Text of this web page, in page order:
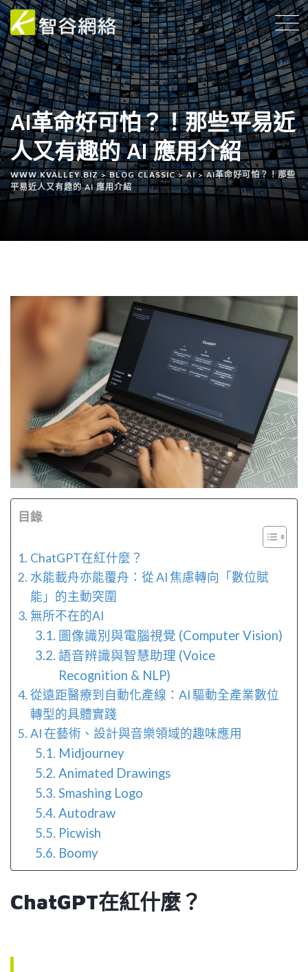
AI革命好可怕？！那些平易近
人又有趣的 AI 應用介紹
WWW.KVALLEY.BIZ >BLOG CLASSIC> AI> AI革命好可怕？！那些
平易近人又有趣的 AI 應用介紹
目錄
ChatGPT在紅什麼？
水能載舟亦能覆舟：從 AI 焦慮轉向「數位賦
能」的主動突圍
無所不在的AI
圖像識別與電腦視覺 (Computer Vision)
語音辨識與智慧助理 (Voice
Recognition & NLP)
從遠距醫療到自動化產線：AI 驅動全產業數位
轉型的具體實踐
AI 在藝術、設計與音樂領域的趣味應用
Midjourney
Animated Drawings
Smashing Logo
Autodraw
Picwish
Boomy
ChatGPT在紅什麼？